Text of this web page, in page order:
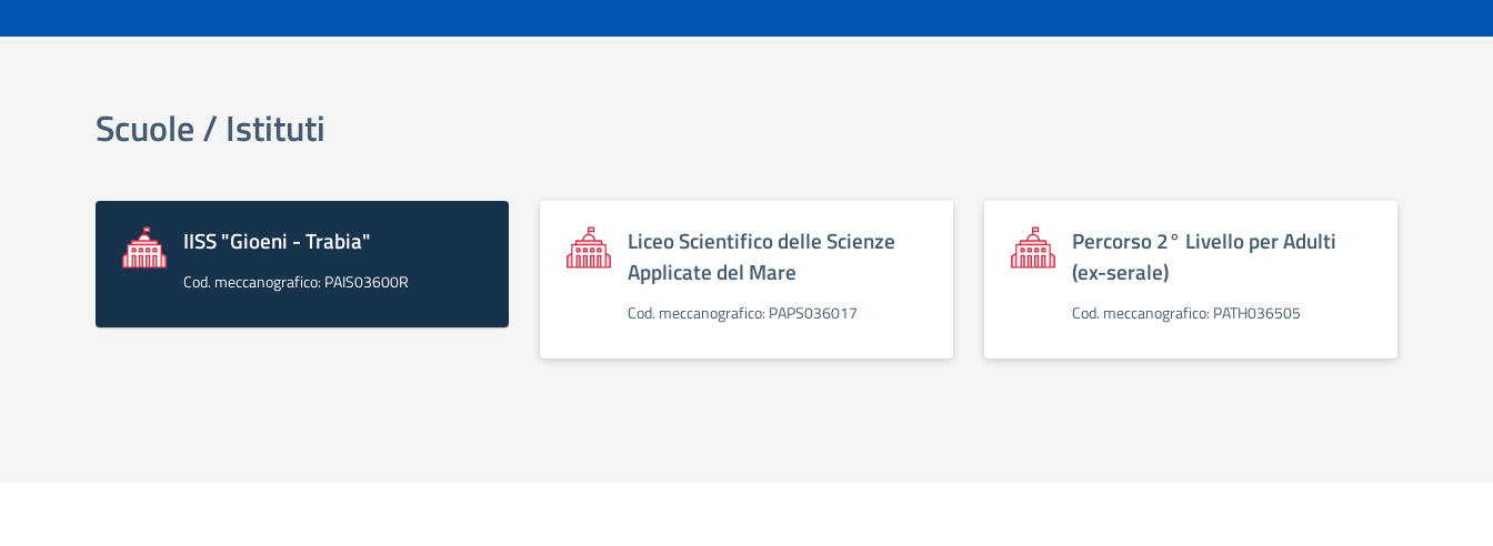
elenco degli organi
Scuole / Istituti
IISS "Gioeni - Trabia"
Cod. meccanografico: PAIS03600R
Liceo Scientifico delle Scienze
Applicate del Mare
Cod. meccanografico: PAPS036017
Percorso 2° Livello per Adulti
(ex-serale)
Cod. meccanografico: PATH036505